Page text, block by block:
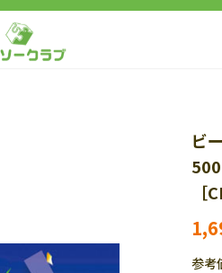
ビ
［
参考